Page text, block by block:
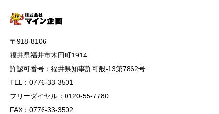
〒918-8106
福井県福井市木田町1914
許認可番号：福井県知事許可般-13第7862号
TEL：0776-33-3501
フリーダイヤル：0120-55-7780
FAX：0776-33-3502